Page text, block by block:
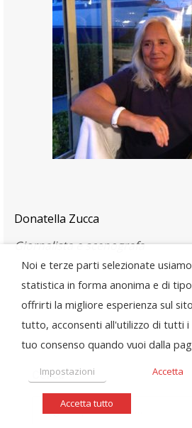
Donatella Zucca
Giornalista e scenografa
Cerca
Search:
Noi e terze parti selezionate
statistica in forma anonima e di
offrirti la migliore esperienza sul
tutto, acconsenti all'utilizzo di tutti i
tuo consenso quando vuoi dalla
Impostazioni Accetta
Accetta tutto